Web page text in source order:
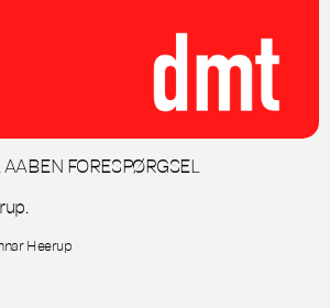
FORESPØRGSEL
Heerup